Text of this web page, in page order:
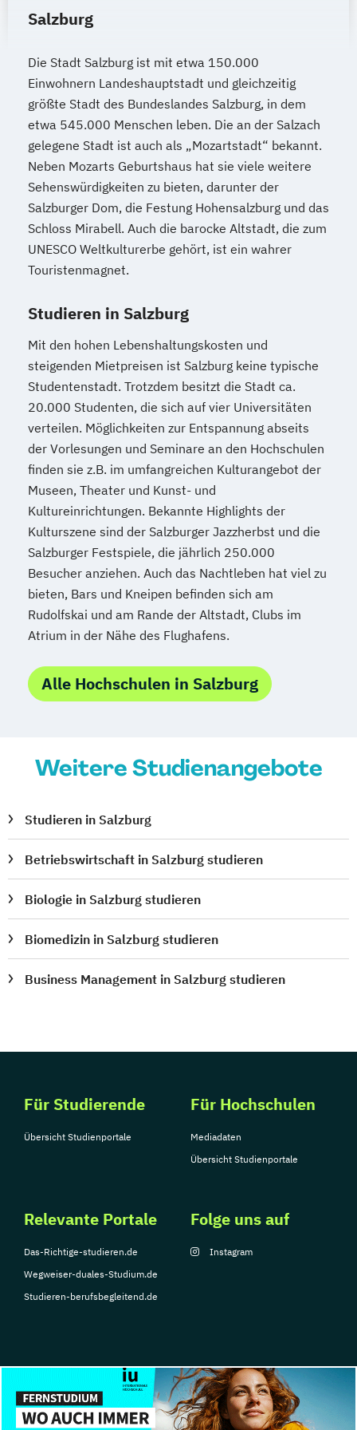
Neuro- und Klinische Linguistik
Psychologie und Philosophie (Lehramt)
Pädagog/innenbildung Pädagogik
Recht und Wirtschaft
Rechtswissenschaften Religious Studies
Romanistik Russisch (Lehramt)
Schule und Religion (Lehramt)
Science and Technology of Materials (EN)
Slawistik Soziologie Spanisch (Lehramt)
Sport- und Bewegungswissenschaft
Sport- und Bewegungswissenschaft:
Therapie – Gesundheit – Leistung
Sprache - Wirtschaft - Kultur
Sprache – Wirtschaft – Kultur
Sprachwissenschaft
Technische Wissenschaften
Textiles Gestalten (Lehramt) Theologie
Wirtschaftswissenschaften
Wissenschaft und Kunst
Salzburg
Die Stadt Salzburg ist mit etwa 150.000
Einwohnern Landeshauptstadt und gleichzeitig
größte Stadt des Bundeslandes Salzburg, in dem
etwa 545.000 Menschen leben. Die an der Salzach
gelegene Stadt ist auch als „Mozartstadt“ bekannt.
Neben Mozarts Geburtshaus hat sie viele weitere
Sehenswürdigkeiten zu bieten, darunter der
Salzburger Dom, die Festung Hohensalzburg und das
Schloss Mirabell. Auch die barocke Altstadt, die zum
UNESCO Weltkulturerbe gehört, ist ein wahrer
Touristenmagnet.
Studieren in Salzburg
Mit den hohen Lebenshaltungskosten und
steigenden Mietpreisen ist Salzburg keine typische
Studentenstadt. Trotzdem besitzt die Stadt ca.
20.000 Studenten, die sich auf vier Universitäten
verteilen. Möglichkeiten zur Entspannung abseits
der Vorlesungen und Seminare an den Hochschulen
finden sie z.B. im umfangreichen Kulturangebot der
Museen, Theater und Kunst- und
Kultureinrichtungen. Bekannte Highlights der
Kulturszene sind der Salzburger Jazzherbst und die
Salzburger Festspiele, die jährlich 250.000
Besucher anziehen. Auch das Nachtleben hat viel zu
bieten, Bars und Kneipen befinden sich am
Rudolfskai und am Rande der Altstadt, Clubs im
Atrium in der Nähe des Flughafens.
Alle Hochschulen in Salzburg
Weitere Studienangebote
Studieren in Salzburg
Betriebswirtschaft in Salzburg studieren
Biologie in Salzburg studieren
Biomedizin in Salzburg studieren
Business Management in Salzburg studieren
Für Studierende
Übersicht Studienportale
Für Hochschulen
Mediadaten
Übersicht Studienportale
Relevante Portale
Das-Richtige-studieren.de
Wegweiser-duales-Studium.de
Studieren-berufsbegleitend.de
Folge uns auf
Instagram
© Copyright 2026, TarGroup Media GmbH
Impressum
Über Datenschutzerklärung Nutzungsbedingungen